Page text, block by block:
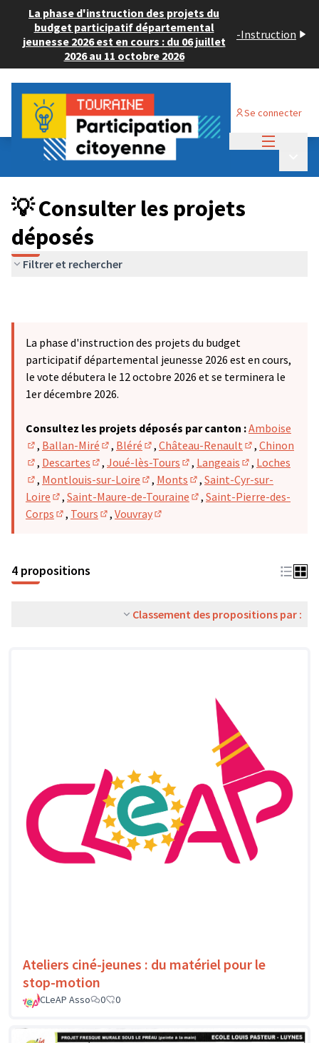
La phase d'instruction des projets du
budget participatif départemental
jeunesse 2026 est en cours : du 06 juillet
2026 au 11 octobre 2026
-Instruction
Se connecter
Budget Participatif JEUNESSE 2026
💡 Consulter les projets déposés
💡 Consulter les projets
déposés
Filtrer et rechercher
La phase d'instruction des projets du budget
participatif départemental jeunesse 2026 est en cours,
le vote débutera le 12 octobre 2026 et se terminera le
1er décembre 2026.
Consultez les projets déposés par canton :Amboise
(S'ouvre dans un nouvel onglet)
, Ballan-Miré
(S'ouvre dans un nouvel onglet)
, Bléré
(S'ouvre dans un nouvel onglet)
, Château-Renault
(S'ouvre dans
, Chinon
(S'ouvre dans un nouvel onglet)
, Descartes
(S'ouvre dans un nouvel onglet)
, Joué-lès-Tours
(S'ouvre dans un nouvel
, Langeais
(S'ouvre dans
, Loches
(S'ouvre dans un nouvel onglet)
, Montlouis-sur-Loire
(S'ouvre dans un nouvel onglet)
, Monts
(S'ouvre dans un nouvel
, Saint-Cyr-sur-
Loire
(S'ouvre dans un nouvel onglet)
, Saint-Maure-de-Touraine
, Saint-Pierre-des-
Corps
, Tours
, Vouvray
4 propositions
Classement des propositions par :
Ateliers ciné-jeunes : du matériel pour le
stop-motion
CLeAP Asso 0 0